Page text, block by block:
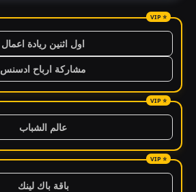
اول اثنين ريادة اعمال
مشاركة ارباح ادسنس
عالم الشباب
باقة باك لينك